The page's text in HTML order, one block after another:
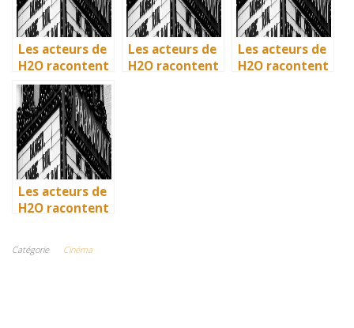
Les acteurs de
H2O racontent
: comment l’île
de Mako a pris
vie en
Australie
Les acteurs de
H2O racontent
Les acteurs de
H2O racontent
Les acteurs de
H2O racontent
vie en
Catégorie Cinéma